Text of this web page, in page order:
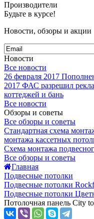
Производители
Будьте в курсе!
Новости, обзоры и акции
Новости
Все новости
26 февраля 2017
2017 ФАС разрешил
коттеджей и бань
Все новости
Обзоры и советы
Все обзоры и советы
Стандартная схема
монтажа кассетных
Схема монтажа
Все обзоры и советы
Главная
Подвесные потолки
Подвесные потолки
Подвесные потолки
Потолочная панель City